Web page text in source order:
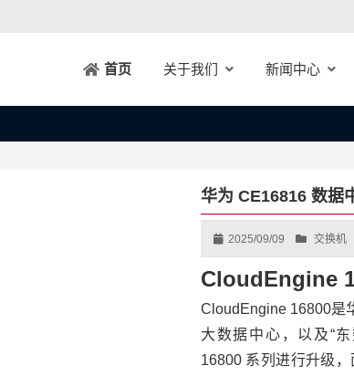
首页 关于我们 新闻中心
华为 CE16816 数据
2025/09/09 交换机
CloudEngine
CloudEngine 16800是
大数据中心，以及“
16800 系列进行升级